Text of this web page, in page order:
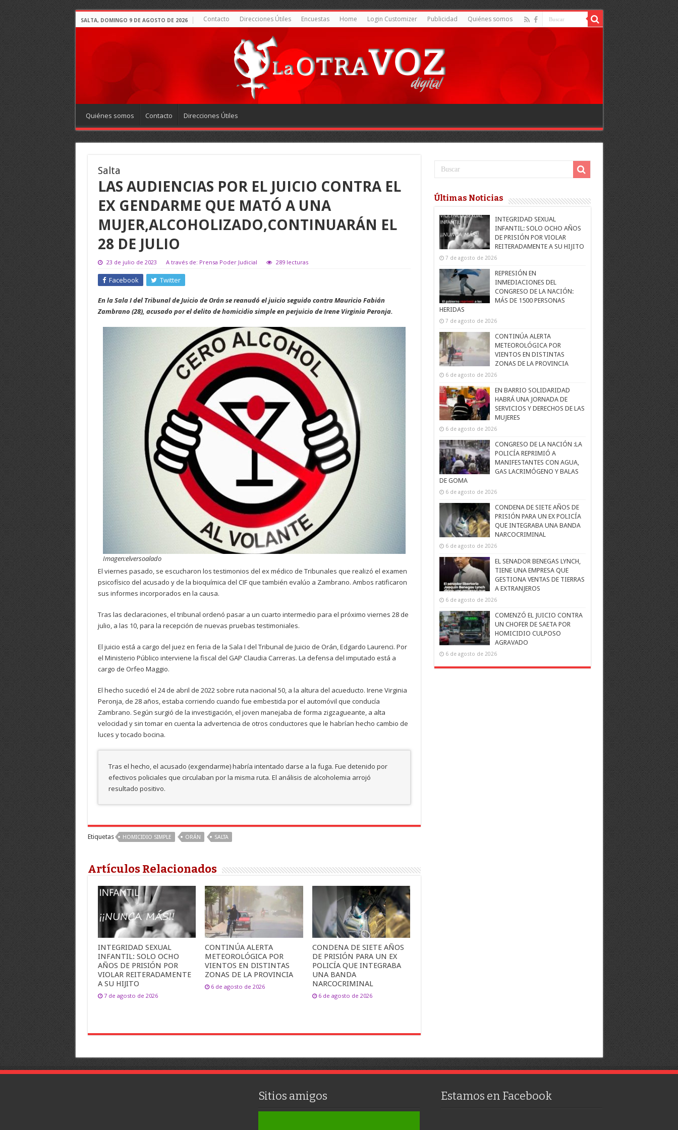
SALTA, DOMINGO 9 DE AGOSTO DE 2026 Contacto Direcciones Útiles Encuestas Home Login Customizer Publicidad Quiénes somos
Quiénes somos Contacto Direcciones Útiles
Salta
LAS AUDIENCIAS POR EL JUICIO CONTRA EL
EX GENDARME QUE MATÓ A UNA
MUJER,ALCOHOLIZADO,CONTINUARÁN EL
28 DE JULIO
23 de julio de 2023 A través de: Prensa Poder Judicial 289 lecturas
Facebook Twitter
En la Sala I del Tribunal de Juicio de Orán se reanudó el juicio seguido contra Mauricio Fabián
Zambrano (28), acusado por el delito de homicidio simple en perjuicio de Irene Virginia Peronja.
Imagen:elversoalado
El viernes pasado, se escucharon los testimonios del ex médico de Tribunales que realizó el examen
psicofísico del acusado y de la bioquímica del CIF que también evalúo a Zambrano. Ambos ratificaron
sus informes incorporados en la causa.
Tras las declaraciones, el tribunal ordenó pasar a un cuarto intermedio para el próximo viernes 28 de
julio, a las 10, para la recepción de nuevas pruebas testimoniales.
El juicio está a cargo del juez en feria de la Sala I del Tribunal de Juicio de Orán, Edgardo Laurenci. Por
el Ministerio Público interviene la fiscal del GAP Claudia Carreras. La defensa del imputado está a
cargo de Orfeo Maggio.
El hecho sucedió el 24 de abril de 2022 sobre ruta nacional 50, a la altura del acueducto. Irene Virginia
Peronja, de 28 años, estaba corriendo cuando fue embestida por el automóvil que conducía
Zambrano. Según surgió de la investigación, el joven manejaba de forma zigzagueante, a alta
velocidad y sin tomar en cuenta la advertencia de otros conductores que le habrían hecho cambio de
luces y tocado bocina.
Tras el hecho, el acusado (exgendarme) habría intentado darse a la fuga. Fue detenido por
efectivos policiales que circulaban por la misma ruta. El análisis de alcoholemia arrojó
resultado positivo.
Etiquetas HOMICIDIO SIMPLE ORÁN SALTA
Artículos Relacionados
INTEGRIDAD SEXUAL
INFANTIL: SOLO OCHO
AÑOS DE PRISIÓN POR
VIOLAR REITERADAMENTE
A SU HIJITO
7 de agosto de 2026
CONTINÚA ALERTA
METEOROLÓGICA POR
VIENTOS EN DISTINTAS
ZONAS DE LA PROVINCIA
6 de agosto de 2026
CONDENA DE SIETE AÑOS
DE PRISIÓN PARA UN EX
POLICÍA QUE INTEGRABA
UNA BANDA
NARCOCRIMINAL
6 de agosto de 2026
Últimas Noticias
INTEGRIDAD SEXUAL
INFANTIL: SOLO OCHO AÑOS
DE PRISIÓN POR VIOLAR
REITERADAMENTE A SU HIJITO
7 de agosto de 2026
REPRESIÓN EN
INMEDIACIONES DEL
CONGRESO DE LA NACIÓN:
MÁS DE 1500 PERSONAS
HERIDAS
7 de agosto de 2026
CONTINÚA ALERTA
METEOROLÓGICA POR
VIENTOS EN DISTINTAS
ZONAS DE LA PROVINCIA
6 de agosto de 2026
EN BARRIO SOLIDARIDAD
HABRÁ UNA JORNADA DE
SERVICIOS Y DERECHOS DE LAS
MUJERES
6 de agosto de 2026
CONGRESO DE LA NACIÓN :LA
POLICÍA REPRIMIÓ A
MANIFESTANTES CON AGUA,
GAS LACRIMÓGENO Y BALAS
DE GOMA
6 de agosto de 2026
CONDENA DE SIETE AÑOS DE
PRISIÓN PARA UN EX POLICÍA
QUE INTEGRABA UNA BANDA
NARCOCRIMINAL
6 de agosto de 2026
EL SENADOR BENEGAS LYNCH,
TIENE UNA EMPRESA QUE
GESTIONA VENTAS DE TIERRAS
A EXTRANJEROS
6 de agosto de 2026
COMENZÓ EL JUICIO CONTRA
UN CHOFER DE SAETA POR
HOMICIDIO CULPOSO
AGRAVADO
6 de agosto de 2026
Sitios amigos Estamos en Facebook